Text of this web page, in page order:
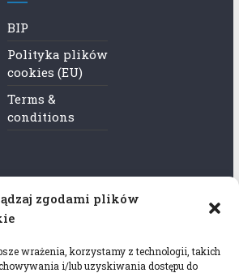
zgodami plików
wrażenia, korzystamy z technologii, takich
i/lub uzyskiwania dostępu do
BIP
Polityka plików
cookies (EU)
Terms &
conditions